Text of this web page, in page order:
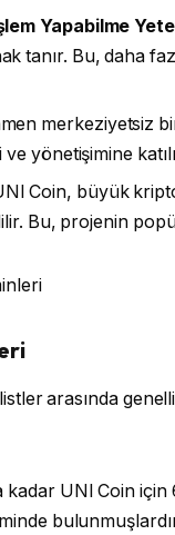
Yapabilme
tanır. Bu, daha
merkeziyetsiz
yönetişimine
Coin, büyük
Bu, projenin
arasında
kadar UNI Coin